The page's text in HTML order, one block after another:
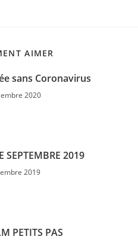
AIMER
sans Coronavirus
2020
SEPTEMBRE 2019
2019
PETITS PAS